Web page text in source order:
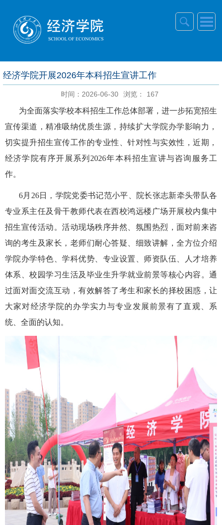
经济学院开展2026年本科招生宣讲工作
时间：2026-06-30 浏览： 167
为全面落实学校本科招生工作总体部署，进一步拓宽招生
宣传渠道，精准吸纳优质生源，持续扩大学院办学影响力，
切实提升招生宣传工作的专业性、针对性与实效性，近期，
经济学院有序开展系列 2026年本科招生宣讲与咨询服务工
作。
6月 26日，学院党委书记范小平、院长张志新牵头带队各
专业系主任及骨干教师代表在西校鸿远楼广场开展校内集中
招生宣传活动。活动现场秩序井然、氛围热烈，面对前来咨
询的考生及家长，老师们耐心答疑、细致讲解，全方位介绍
学院办学特色、学科优势、专业设置、师资队伍、人才培养
体系、校园学习生活及毕业生升学就业前景等核心内容。通
过面对面交流互动，有效解答了考生和家长的择校困惑，让
大家对经济学院的办学实力与专业发展前景有了直观、系
统、全面的认知。